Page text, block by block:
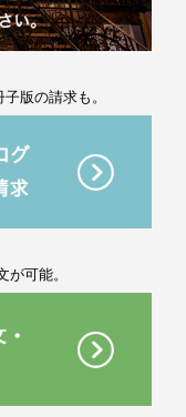
版の請求も。
が可能。